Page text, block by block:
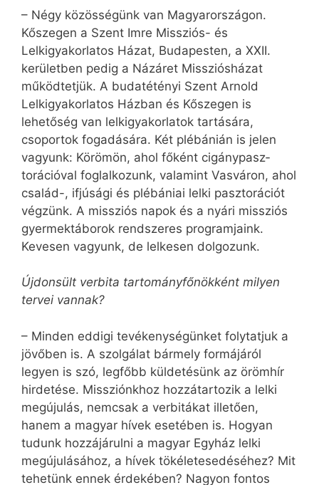
– Négy közösségünk van Magyarországon.
Kőszegen a Szent Imre Missziós- és
Lelkigyakorlatos Házat, Budapesten, a XXII.
kerületben pedig a Názáret Missziósházat
működtetjük. A budatétényi Szent Arnold
Lelkigyakorlatos Házban és Kőszegen is
lehetőség van lelkigyakorlatok tartására,
csoportok fogadására. Két plébánián is jelen
vagyunk: Körömön, ahol főként cigány­pasz­
torációval foglalkozunk, valamint Vasváron, ahol
család-, ifjúsági és plébániai lelki pasz­torációt
végzünk. A missziós napok és a nyári missziós
gyer­mektáborok rendszeres programjaink.
Kevesen vagyunk, de lelkesen dolgozunk.
Újdonsült verbita tartományfőnökként milyen
tervei vannak?
– Minden eddigi tevékenységünket folytatjuk a
jövőben is. A szolgálat bármely formájáról
legyen is szó, legfőbb küldetésünk az örömhír
hirdetése. Missziónkhoz hozzátartozik a lelki
megújulás, nemcsak a verbitákat illetően,
hanem a magyar hívek esetében is. Hogyan
tudunk hozzájárulni a magyar Egyház lelki
megújulásához, a hívek tökéletesedéséhez? Mit
tehetünk ennek érdekében? Nagyon fontos